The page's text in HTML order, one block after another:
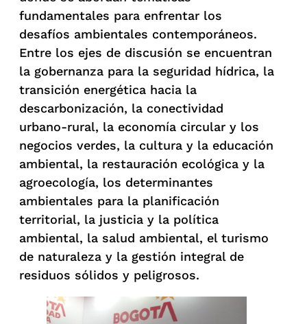
fundamentales para enfrentar los
desafíos ambientales contemporáneos.
Entre los ejes de discusión se encuentran
la gobernanza para la seguridad hídrica, la
transición energética hacia la
descarbonización, la conectividad
urbano-rural, la economía circular y los
negocios verdes, la cultura y la educación
ambiental, la restauración ecológica y la
agroecología, los determinantes
ambientales para la planificación
territorial, la justicia y la política
ambiental, la salud ambiental, el turismo
de naturaleza y la gestión integral de
residuos sólidos y peligrosos.